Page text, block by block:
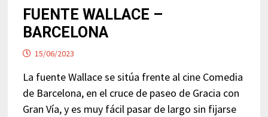
FUENTE WALLACE –
BARCELONA
15/06/2023
La fuente Wallace se sitúa frente al cine Comedia
de Barcelona, en el cruce de paseo de Gracia con
Gran Vía, y es muy fácil pasar de largo sin fijarse